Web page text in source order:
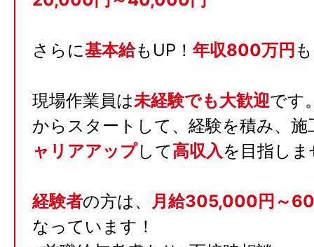
さらに基本給もUP！ 年収800万円
現場作業員は未経験でも大歓迎です
からスタートして、経験を積み、施
ャリアアップして高収入を目指し
経験者の方は、
月給305,000円～
なっています！